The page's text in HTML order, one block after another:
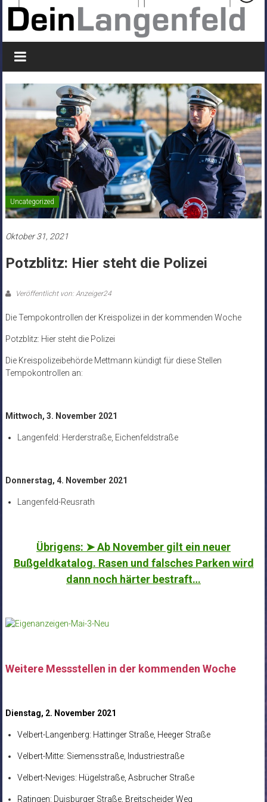
Uncategorized
Oktober 31, 2021
Potzblitz: Hier steht die Polizei
Veröffentlicht von: Anzeiger24
Die Tempokontrollen der Kreispolizei in der kommenden Woche
Potzblitz: Hier steht die Polizei
Die Kreispolizeibehörde Mettmann kündigt für diese Stellen
Tempokontrollen an:
Mittwoch, 3. November 2021
Langenfeld: Herderstraße, Eichenfeldstraße
Donnerstag, 4. November 2021
Langenfeld-Reusrath
Übrigens: ➤ Ab November gilt ein neuer
Bußgeldkatalog. Rasen und falsches Parken wird
dann noch härter bestraft…
Weitere Messstellen in der kommenden Woche
Dienstag, 2. November 2021
Velbert-Langenberg: Hattinger Straße, Heeger Straße
Velbert-Mitte: Siemensstraße, Industriestraße
Velbert-Neviges: Hügelstraße, Asbrucher Straße
Ratingen: Duisburger Straße, Breitscheider Weg